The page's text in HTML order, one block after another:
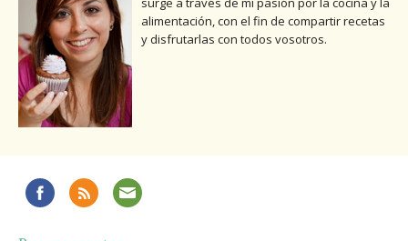
alimentación, con el fin de compartir recetas
y disfrutarlas con todos vosotros.